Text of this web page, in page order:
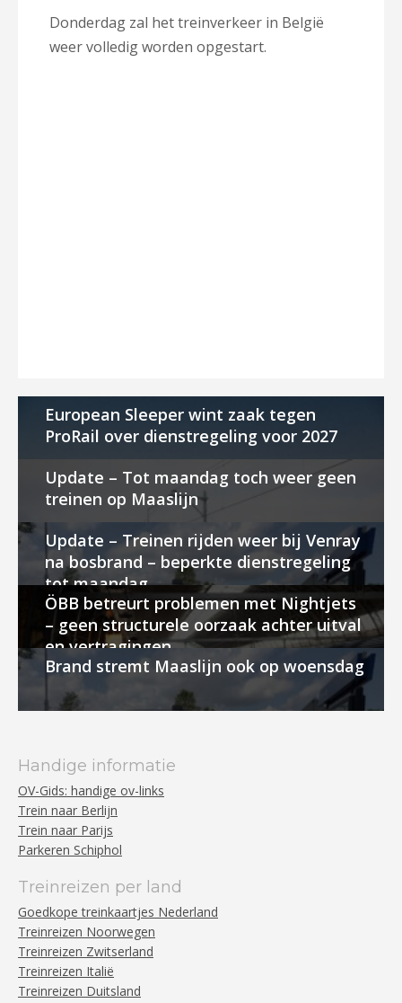
Donderdag zal het treinverkeer in België
weer volledig worden opgestart.
European Sleeper wint zaak tegen
ProRail over dienstregeling voor 2027
Update – Tot maandag toch weer geen
treinen op Maaslijn
Update – Treinen rijden weer bij Venray
na bosbrand – beperkte dienstregeling
tot maandag
ÖBB betreurt problemen met Nightjets
– geen structurele oorzaak achter uitval
en vertragingen
Brand stremt Maaslijn ook op woensdag
Handige informatie
OV-Gids: handige ov-links
Trein naar Berlijn
Trein naar Parijs
Parkeren Schiphol
Treinreizen per land
Goedkope treinkaartjes Nederland
Treinreizen Noorwegen
Treinreizen Zwitserland
Treinreizen Italië
Treinreizen Duitsland